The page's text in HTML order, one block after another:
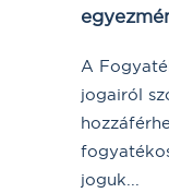
A
jogairól
joguk...